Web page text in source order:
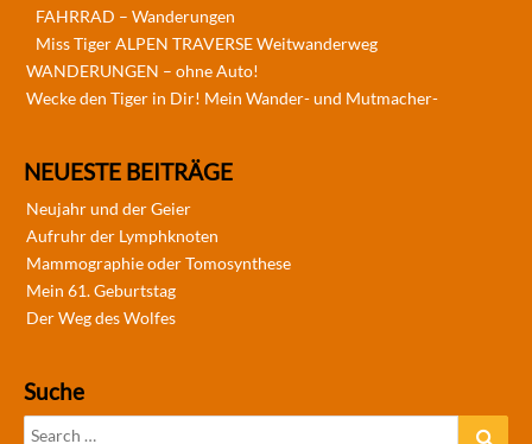
FAHRRAD – Wanderungen
Miss Tiger ALPEN TRAVERSE Weitwanderweg
WANDERUNGEN – ohne Auto!
Wecke den Tiger in Dir! Mein Wander- und Mutmacher-
NEUESTE BEITRÄGE
Neujahr und der Geier
Aufruhr der Lymphknoten
Mammographie oder Tomosynthese
Mein 61. Geburtstag
Der Weg des Wolfes
Suche
Search